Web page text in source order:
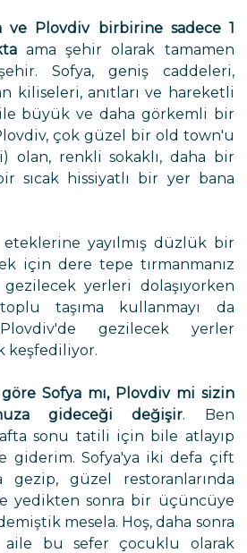
ve Plovdiv birbirine sadece 1
ama şehir olarak tamamen
Sofya, geniş caddeleri,
kiliseleri, anıtları ve hareketli
ile büyük ve daha görkemli bir
çok güzel bir old town'u
olan, renkli sokaklı, daha bir
sıcak hissiyatlı bir yer bana
eteklerine yayılmış düzlük bir
için dere tepe tırmanmanız
yerleri dolaşıyorken
taşıma kullanmayı da
gezilecek yerler
keşfediliyor.
Sofya mı, Plovdiv mi sizin
gideceği değişir. Ben
sonu tatili için bile atlayıp
giderim. Sofya'ya iki defa çift
güzel restoranlarında
yedikten sonra bir üçüncüye
mesela. Hoş, daha sonra
aile bu sefer çocuklu olarak